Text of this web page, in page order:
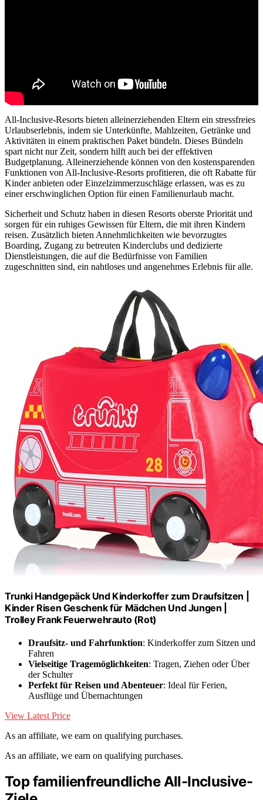
All-Inclusive-Resorts bieten alleinerziehenden Eltern ein stressfreies
Urlaubserlebnis, indem sie Unterkünfte, Mahlzeiten, Getränke und
Aktivitäten in einem praktischen Paket bündeln. Dieses Bündeln
spart nicht nur Zeit, sondern hilft auch bei der effektiven
Budgetplanung. Alleinerziehende können von den kostensparenden
Funktionen von All-Inclusive-Resorts profitieren, die oft Rabatte für
Kinder anbieten oder Einzelzimmerzuschläge erlassen, was es zu
einer erschwinglichen Option für einen Familienurlaub macht.
Sicherheit und Schutz haben in diesen Resorts oberste Priorität und
sorgen für ein ruhiges Gewissen für Eltern, die mit ihren Kindern
reisen. Zusätzlich bieten Annehmlichkeiten wie bevorzugtes
Boarding, Zugang zu betreuten Kinderclubs und dedizierte
Dienstleistungen, die auf die Bedürfnisse von Familien
zugeschnitten sind, ein nahtloses und angenehmes Erlebnis für alle.
Trunki Handgepäck Und Kinderkoffer zum Draufsitzen |
Kinder Risen Geschenk für Mädchen Und Jungen |
Trolley Frank Feuerwehrauto (Rot)
Draufsitz- und Fahrfunktion: Kinderkoffer zum Sitzen und
Fahren
Vielseitige Tragemöglichkeiten: Tragen, Ziehen oder Über
der Schulter
Perfekt für Reisen und Abenteuer: Ideal für Ferien,
Ausflüge und Übernachtungen
View Latest Price
As an affiliate, we earn on qualifying purchases.
As an affiliate, we earn on qualifying purchases.
Top familienfreundliche All-Inclusive-